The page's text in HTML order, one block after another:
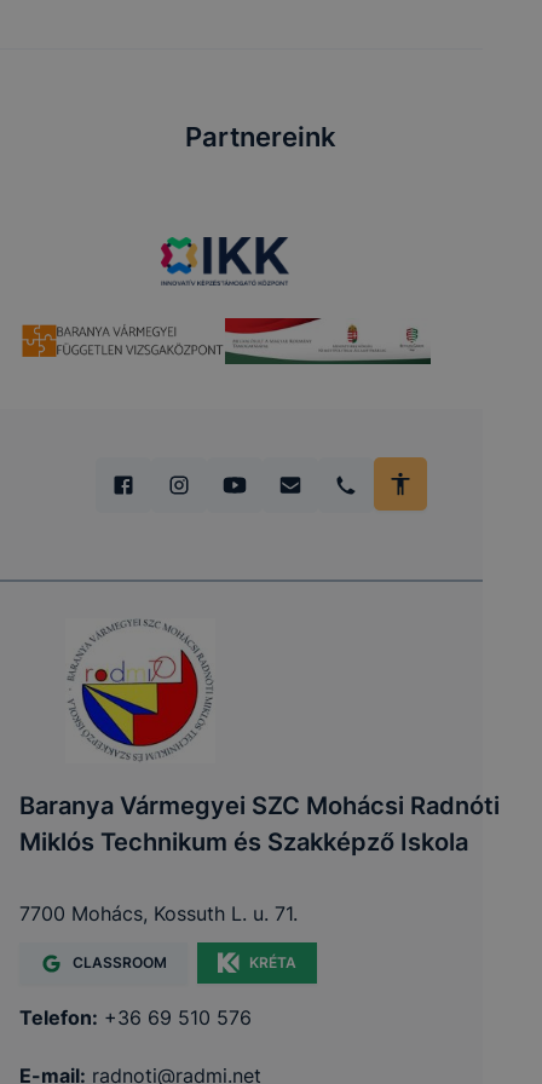
Partnereink
Baranya Vármegyei SZC Mohácsi Radnóti
Miklós Technikum és Szakképző Iskola
7700 Mohács, Kossuth L. u. 71.
CLASSROOM KRÉTA
Telefon: +36 69 510 576
E-mail: radnoti@radmi.net